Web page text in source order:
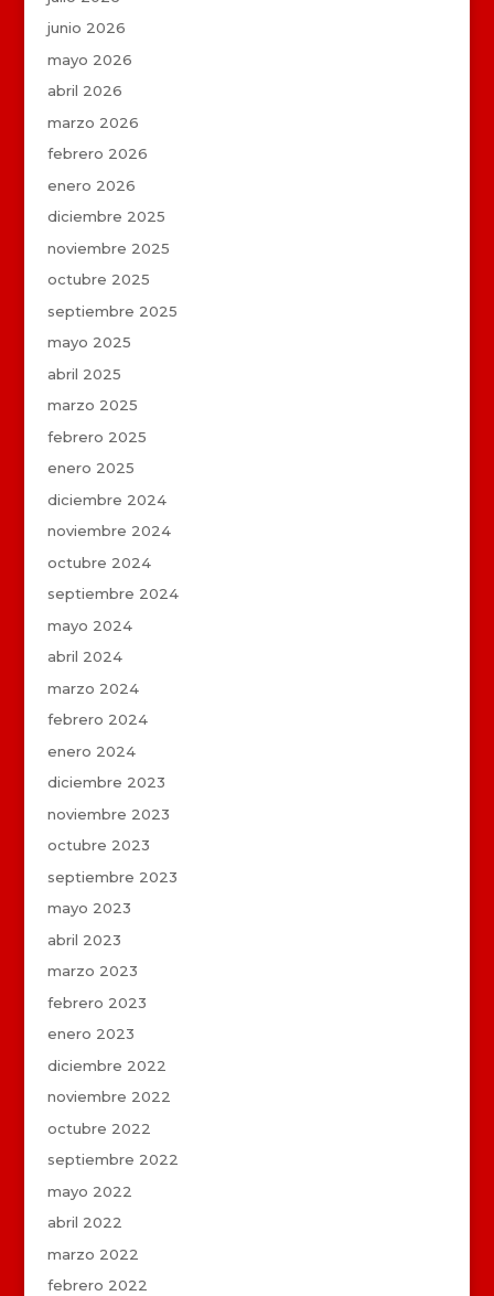
junio 2026
mayo 2026
abril 2026
marzo 2026
febrero 2026
enero 2026
diciembre 2025
noviembre 2025
octubre 2025
septiembre 2025
mayo 2025
abril 2025
marzo 2025
febrero 2025
enero 2025
diciembre 2024
noviembre 2024
octubre 2024
septiembre 2024
mayo 2024
abril 2024
marzo 2024
febrero 2024
enero 2024
diciembre 2023
noviembre 2023
octubre 2023
septiembre 2023
mayo 2023
abril 2023
marzo 2023
febrero 2023
enero 2023
diciembre 2022
noviembre 2022
octubre 2022
septiembre 2022
mayo 2022
abril 2022
marzo 2022
febrero 2022